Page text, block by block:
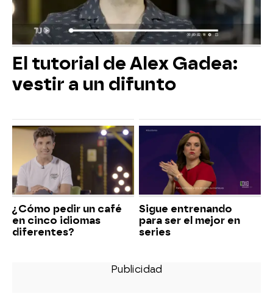
El tutorial de Alex Gadea:
vestir a un difunto
¿Cómo pedir un café
en cinco idiomas
diferentes?
Sigue entrenando
para ser el mejor en
series